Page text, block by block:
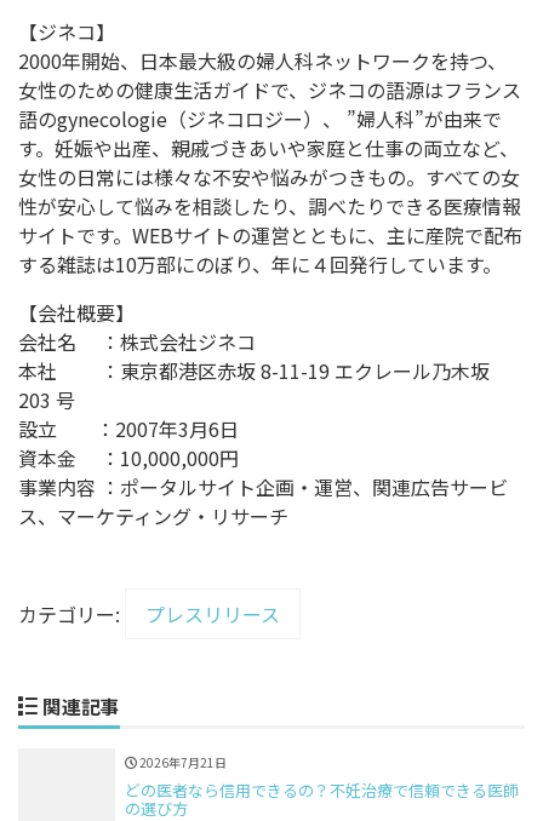
【ジネコ】
2000年開始、日本最大級の婦人科ネットワークを持つ、
女性のための健康生活ガイドで、ジネコの語源はフランス
語のgynecologie（ジネコロジー）、 ”婦人科”が由来で
す。妊娠や出産、親戚づきあいや家庭と仕事の両立など、
女性の日常には様々な不安や悩みがつきもの。すべての女
性が安心して悩みを相談したり、調べたりできる医療情報
サイトです。WEBサイトの運営とともに、主に産院で配布
する雑誌は10万部にのぼり、年に４回発行しています。
【会社概要】
会社名 ：株式会社ジネコ
本社 ：東京都港区赤坂 8-11-19 エクレール乃木坂
203 号
設立 ：2007年3月6日
資本金 ：10,000,000円
事業内容 ：ポータルサイト企画・運営、関連広告サービ
ス、マーケティング・リサーチ
カテゴリー: プレスリリース
関連記事
2026年7月21日
どの医者なら信用できるの？不妊治療で信頼できる医師
の選び方